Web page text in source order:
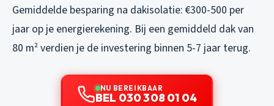
Gemiddelde besparing na dakisolatie: €300-500 per
jaar op je energierekening. Bij een gemiddeld dak van
80 m² verdien je de investering binnen 5-7 jaar terug.
NU BEREIKBAAR
BEL 030 308 01 04